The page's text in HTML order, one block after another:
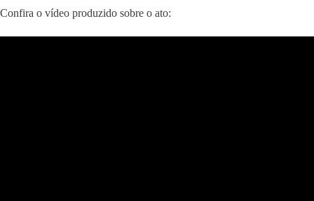
Confira o vídeo produzido sobre o ato: